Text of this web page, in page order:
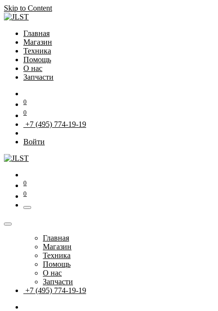
Skip to Content
Главная
Магазин
Техника
Помощь
О нас
Запчасти
0
0
+7 (495) 774-19-19
Войти
0
0
Главная
Магазин
Техника
Помощь
О нас
Запчасти
+7 (495) 774-19-19